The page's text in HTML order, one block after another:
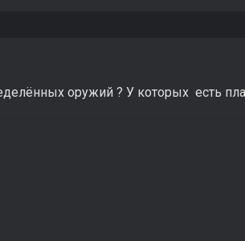
оружий ? У которых есть